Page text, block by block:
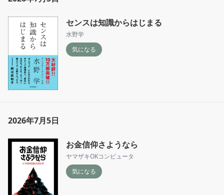
センスは知識からはじまる
水野学
気になる
2026年7月5日
お金信仰さようなら
ヤマザキOKコンピュータ
気になる